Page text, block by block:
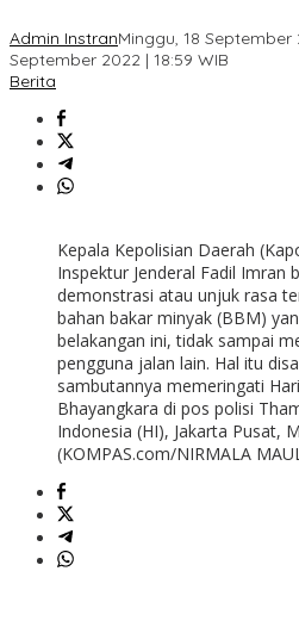
Admin InstranMinggu, 18 September
September 2022 | 18:59 WIB
Berita
Kepala Kepolisian Daerah
Inspektur Jenderal Fadil Imran
demonstrasi atau unjuk rasa
bahan bakar minyak (BBM)
belakangan ini, tidak sampai
pengguna jalan lain. Hal itu
sambutannya memeringati
Bhayangkara di pos polisi
Indonesia (HI), Jakarta Pusat,
(KOMPAS.com/NIRMALA